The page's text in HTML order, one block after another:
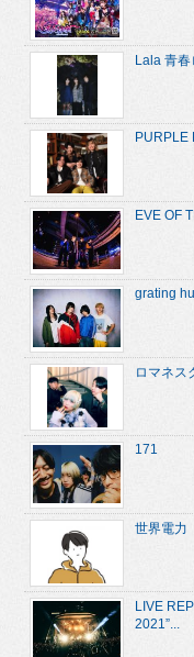
Lala 青
PURPLE
EVE OF
grating
ロマネス
171
世界電力
LIVE
2021”...